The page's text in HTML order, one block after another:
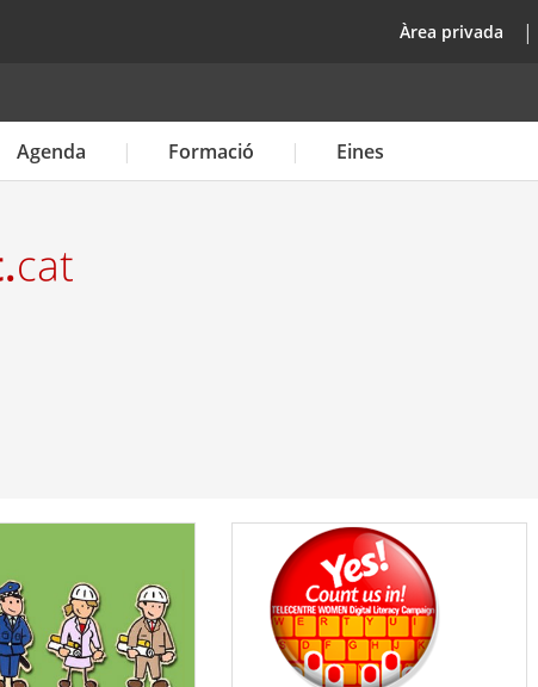
top
Àrea privada
Agenda Formació Eines